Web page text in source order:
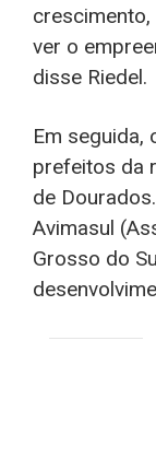
ver o
disse Riedel.
Em seguida,
prefeitos da
de
Avimasul
Grosso do